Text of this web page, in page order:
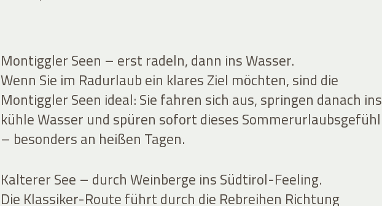
Montiggler Seen – erst radeln, dann ins Wasser.
Wenn Sie im Radurlaub ein klares Ziel möchten, sind die
Montiggler Seen ideal: Sie fahren sich aus, springen danach ins
kühle Wasser und spüren sofort dieses Sommerurlaubsgefühl
– besonders an heißen Tagen.
Kalterer See – durch Weinberge ins Südtirol-Feeling.
Die Klassiker-Route führt durch die Rebreihen Richtung